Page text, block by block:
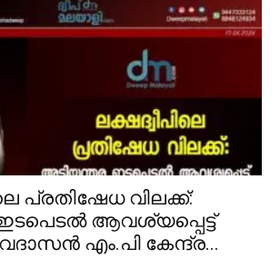
പ്രതിഷേധ വിലക്ക്:
ആവശ്യപ്പെട്ട്
എം.പി കേന്ദ്ര...